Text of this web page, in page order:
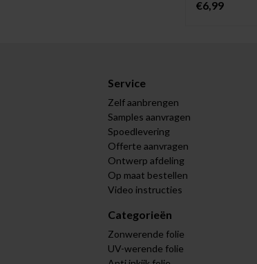
€6,99
Service
Zelf aanbrengen
Samples aanvragen
Spoedlevering
Offerte aanvragen
Ontwerp afdeling
Op maat bestellen
Video instructies
Categorieën
Zonwerende folie
UV-werende folie